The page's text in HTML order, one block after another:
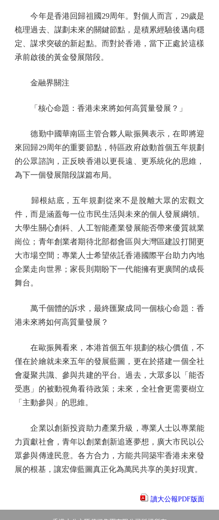
今年是香港回歸祖國29周年。對個人而言，29歲是
梳理過去、謀劃未來的關鍵節點，是積累經驗後邁向穩
定、謀求突破的新起點。而對於香港，當下正處於這樣
承前啟後的黃金發展階段。
金融界關注
「核心命題：香港未來將如何高質量發展？」
德勤中國華南區主管合夥人歐振興表示，在即將迎
來回歸29周年的重要節點，特區政府啟動首個五年規劃
的公眾諮詢，正反映香港以更長遠、更系統化的思維，
為下一個發展階段謀篇布局。
歸根結底，五年規劃從來不是脫離大眾的宏觀文
件，而是涵蓋每一位市民生活與未來的個人發展綱領。
大學生關心創科、人工智能產業發展能否帶來優質就業
崗位；青年創業者期待北部都會區與大灣區建設打開更
大市場空間；專業人士希望依託香港國際平台助力內地
企業走向世界；家長則期盼下一代能擁有更廣闊的成長
舞台。
萬千個體的訴求，最終匯聚成同一個核心命題：香
港未來將如何高質量發展？
在歐振興看來，本港首個五年規劃的核心價值，不
僅在於繪就未來五年的發展藍圖，更在於搭建一個全社
會凝聚共識、參與共建的平台。過去，大眾多以「能否
受惠」的被動視角看待政策；未來，全社會更需要樹立
「主動參與」的思維。
企業以創新投資助力產業升級，專業人士以專業能
力貢獻社會，青年以創業創新追逐夢想，廣大市民以公
眾參與傳達民意。各方合力，方能共同築牢香港未來發
展的根基，讓宏偉藍圖真正化為萬民共享的美好現實。
讀大公報PDF版面